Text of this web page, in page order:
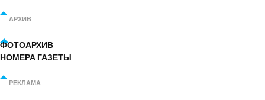
АРХИВ
ФОТОАРХИВ
НОМЕРА ГАЗЕТЫ
РЕКЛАМА